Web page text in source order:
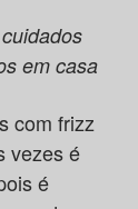
em casa
com frizz
vezes é
é